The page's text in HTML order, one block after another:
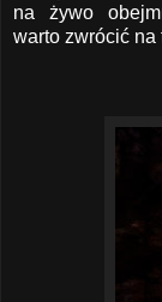
na żywo
warto zwrócić na